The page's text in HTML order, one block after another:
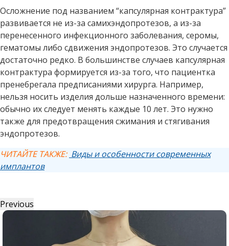
Осложнение под названием “капсулярная контрактура”
развивается не из-за самихэндопротезов, а из-за
перенесенного инфекционного заболевания, серомы,
гематомы либо сдвижения эндопротезов. Это случается
достаточно редко. В большинстве случаев капсулярная
контрактура формируется из-за того, что пациентка
пренебрегала предписаниями хирурга. Например,
нельзя носить изделия дольше назначенного времени:
обычно их следует менять каждые 10 лет. Это нужно
также для предотвращения сжимания и стягивания
эндопротезов.
ЧИТАЙТЕ ТАКЖЕ: Виды и особенности современных
имплантов
Previous